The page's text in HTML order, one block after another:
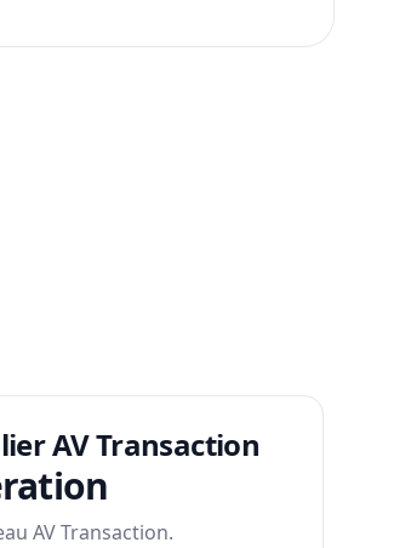
AV Transaction
AV Transaction.